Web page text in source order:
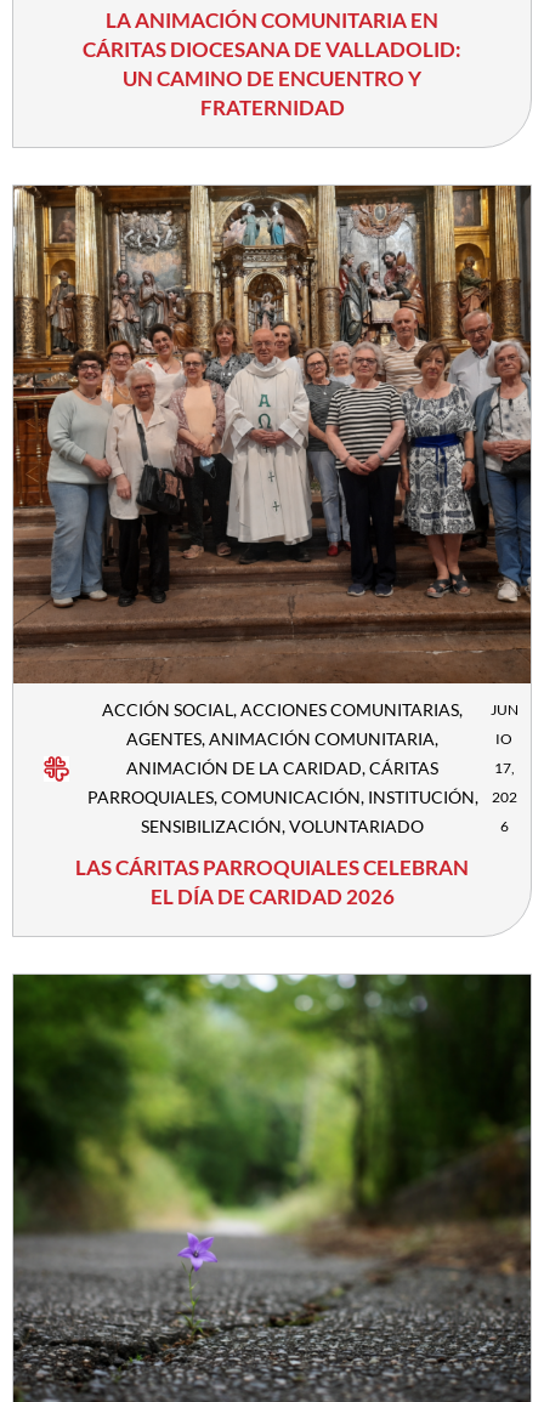
LA ANIMACIÓN COMUNITARIA EN
CÁRITAS DIOCESANA DE VALLADOLID:
UN CAMINO DE ENCUENTRO Y
FRATERNIDAD
ACCIÓN SOCIAL,ACCIONES COMUNITARIAS,
AGENTES,ANIMACIÓN COMUNITARIA,
ANIMACIÓN DE LA CARIDAD,CÁRITAS
PARROQUIALES,COMUNICACIÓN, INSTITUCIÓN,
SENSIBILIZACIÓN,VOLUNTARIADO
JUN
IO
17,
202
6
LAS CÁRITAS PARROQUIALES CELEBRAN
EL DÍA DE CARIDAD 2026